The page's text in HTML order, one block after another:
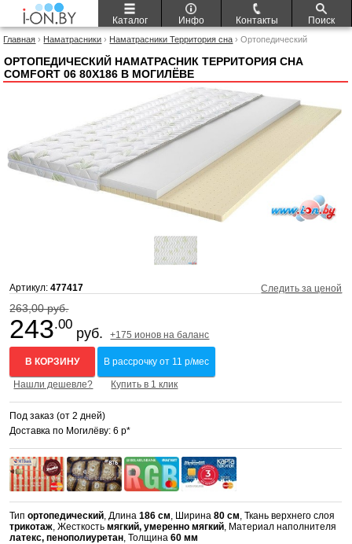
Каталог Инфо Контакты Поиск
Главная › Наматрасники › Наматрасники Территория сна › Ортопедический
ОРТОПЕДИЧЕСКИЙ НАМАТРАСНИК ТЕРРИТОРИЯ СНА
COMFORT 06 80X186 В МОГИЛЁВЕ
Артикул:477417 Следить за ценой
263,00 руб.
243.00
руб. +175 ионов на баланс
В КОРЗИНУ В рассрочку от 11 р/мес
Нашли дешевле? Купить в 1 клик
Под заказ (от 2 дней)
Доставка по Могилёву: 6 р*
Типортопедический , Длина186 см , Ширина80 см , Ткань верхнего слоя
трикотаж , Жесткостьмягкий, умеренно мягкий , Материал наполнителя
латекс, пенополиуретан , Толщина60 мм